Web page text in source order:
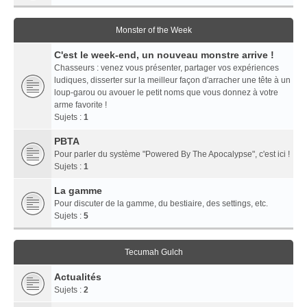
Monster of the Week
C'est le week-end, un nouveau monstre arrive !
Chasseurs : venez vous présenter, partager vos expériences
ludiques, disserter sur la meilleur façon d'arracher une tête à un
loup-garou ou avouer le petit noms que vous donnez à votre
arme favorite !
Sujets : 1
PBTA
Pour parler du système "Powered By The Apocalypse", c'est ici !
Sujets : 1
La gamme
Pour discuter de la gamme, du bestiaire, des settings, etc.
Sujets : 5
Tecumah Gulch
Actualités
Sujets : 2